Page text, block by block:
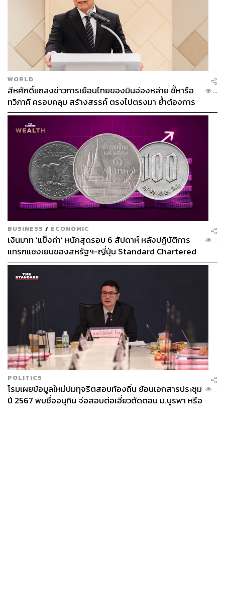
WORLD
สีหศักดิ์แถลงข่าวการเยือนไทยของมินอ่องหล่าย ชี้หารือ
ทวิภาคี ครอบคลุม สร้างสรรค์ ตรงไปตรงมา ย้ำต้องการ
ให้เมียนมากลับสู่อาเซียน
...
BUSINESS / ECONOMIC
เงินบาท ‘แข็งค่า’ หนักสุดรอบ 6 สัปดาห์ หลังปฏิบัติการ
แทรกแซงเยนของสหรัฐฯ-ญี่ปุ่น Standard Chartered
เปิดเป้าสิ้นปีนี้จ่อแข็งต่อแตะ 32.50 บาทต่อดอลลาร์
...
POLITICS
โรมเผยข้อมูลใหม่ปมทุจริตสอบท้องถิ่น ย้อนเอกสารประชุม
ปี 2567 พบชื่ออนุทิน จ่อสอบต่อเอี่ยวตัดตอน ม.บูรพา หรือ
...